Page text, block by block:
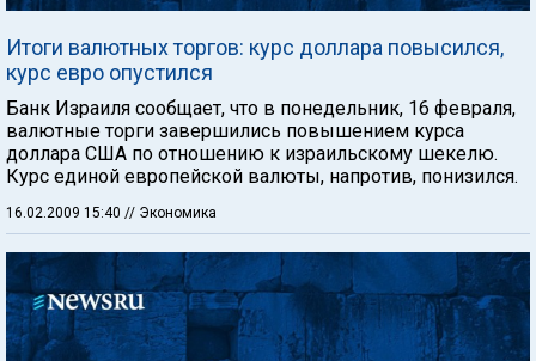
Итоги валютных торгов: курс доллара повысился,
курс евро опустился
Банк Израиля сообщает, что в понедельник, 16 февраля,
валютные торги завершились повышением курса
доллара США по отношению к израильскому шекелю.
Курс единой европейской валюты, напротив, понизился.
16.02.2009 15:40 // Экономика